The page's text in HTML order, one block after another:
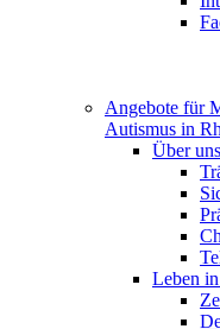
Angebote für
Autismus in
Über uns
Leben